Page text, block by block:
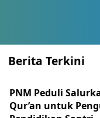
Berita Terkini
PNM Peduli
Qur’an untuk